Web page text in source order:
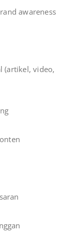
awareness
(artikel, video,